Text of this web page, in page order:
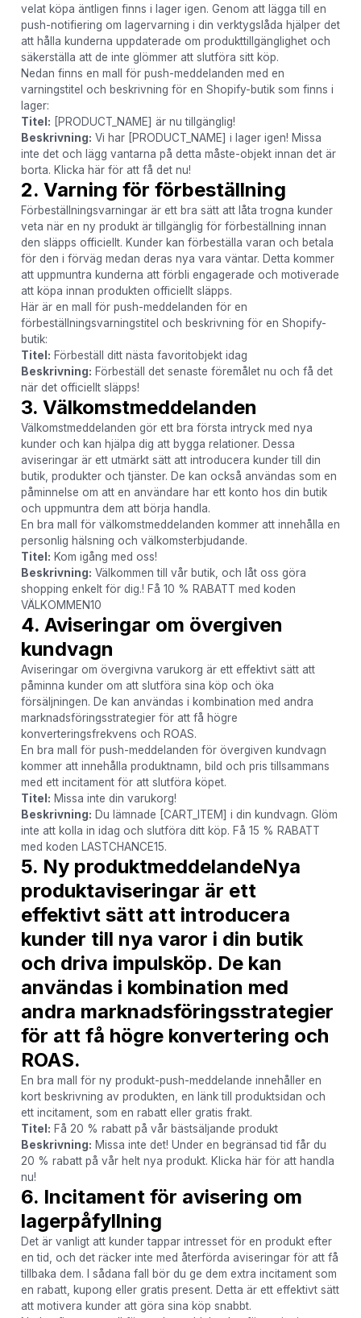
velat köpa äntligen finns i lager igen. Genom att lägga till en
push-notifiering om lagervarning i din verktygslåda hjälper det
att hålla kunderna uppdaterade om produkttillgänglighet och
säkerställa att de inte glömmer att slutföra sitt köp.
Nedan finns en mall för push-meddelanden med en
varningstitel och beskrivning för en Shopify-butik som finns i
lager:
Titel: [PRODUCT_NAME] är nu tillgänglig!
Beskrivning: Vi har [PRODUCT_NAME] i lager igen! Missa
inte det och lägg vantarna på detta måste-objekt innan det är
borta. Klicka här för att få det nu!
2. Varning för förbeställning
Förbeställningsvarningar är ett bra sätt att låta trogna kunder
veta när en ny produkt är tillgänglig för förbeställning innan
den släpps officiellt. Kunder kan förbeställa varan och betala
för den i förväg medan deras nya vara väntar. Detta kommer
att uppmuntra kunderna att förbli engagerade och motiverade
att köpa innan produkten officiellt släpps.
Här är en mall för push-meddelanden för en
förbeställningsvarningstitel och beskrivning för en Shopify-
butik:
Titel: Förbeställ ditt nästa favoritobjekt idag
Beskrivning: Förbeställ det senaste föremålet nu och få det
när det officiellt släpps!
3. Välkomstmeddelanden
Välkomstmeddelanden gör ett bra första intryck med nya
kunder och kan hjälpa dig att bygga relationer. Dessa
aviseringar är ett utmärkt sätt att introducera kunder till din
butik, produkter och tjänster. De kan också användas som en
påminnelse om att en användare har ett konto hos din butik
och uppmuntra dem att börja handla.
En bra mall för välkomstmeddelanden kommer att innehålla en
personlig hälsning och välkomsterbjudande.
Titel: Kom igång med oss!
Beskrivning: Välkommen till vår butik, och låt oss göra
shopping enkelt för dig.! Få 10 % RABATT med koden
VÄLKOMMEN10
4. Aviseringar om övergiven
kundvagn
Aviseringar om övergivna varukorg är ett effektivt sätt att
påminna kunder om att slutföra sina köp och öka
försäljningen. De kan användas i kombination med andra
marknadsföringsstrategier för att få högre
konverteringsfrekvens och ROAS.
En bra mall för push-meddelanden för övergiven kundvagn
kommer att innehålla produktnamn, bild och pris tillsammans
med ett incitament för att slutföra köpet.
Titel: Missa inte din varukorg!
Beskrivning: Du lämnade [CART_ITEM] i din kundvagn. Glöm
inte att kolla in idag och slutföra ditt köp. Få 15 % RABATT
med koden LASTCHANCE15.
5. Ny produktmeddelandeNya
produktaviseringar är ett
effektivt sätt att introducera
kunder till nya varor i din butik
och driva impulsköp. De kan
användas i kombination med
andra marknadsföringsstrategier
för att få högre konvertering och
ROAS.
En bra mall för ny produkt-push-meddelande innehåller en
kort beskrivning av produkten, en länk till produktsidan och
ett incitament, som en rabatt eller gratis frakt.
Titel: Få 20 % rabatt på vår bästsäljande produkt
Beskrivning: Missa inte det! Under en begränsad tid får du
20 % rabatt på vår helt nya produkt. Klicka här för att handla
nu!
6. Incitament för avisering om
lagerpåfyllning
Det är vanligt att kunder tappar intresset för en produkt efter
en tid, och det räcker inte med återförda aviseringar för att få
tillbaka dem. I sådana fall bör du ge dem extra incitament som
en rabatt, kupong eller gratis present. Detta är ett effektivt sätt
att motivera kunder att göra sina köp snabbt.